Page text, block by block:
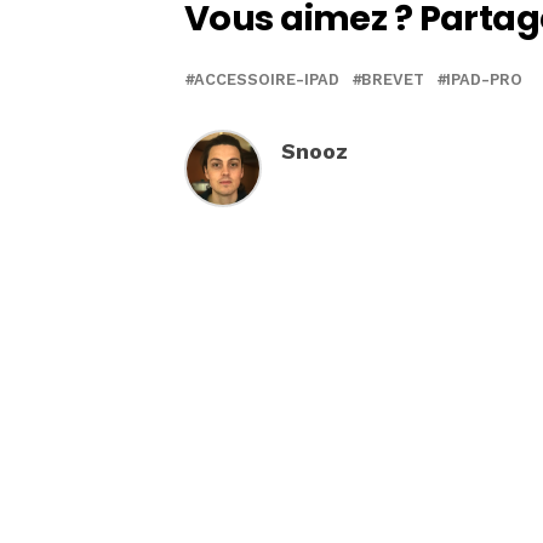
Vous aimez ?
ACCESSOIRE-IPAD BREVET IPAD-PRO
Snooz